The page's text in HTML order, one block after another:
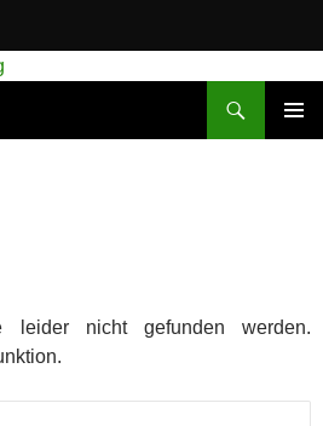
leider nicht gefunden werden.